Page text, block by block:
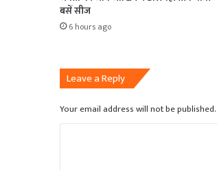
बसें सीज
6 hours ago
Leave a Reply
Your email address will not be published.